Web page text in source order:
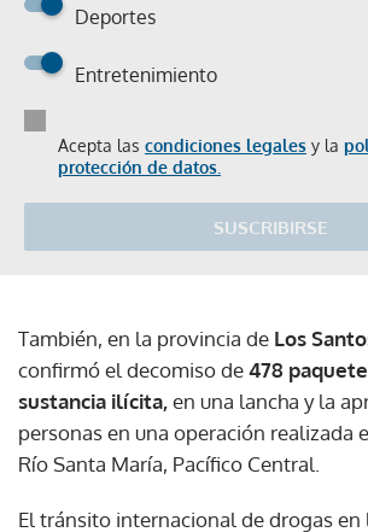
Deportes
Entretenimiento
Acepta las condiciones legales y la
protección de datos.
SUSCRIBIRSE
También, en la provincia de Los
confirmó el decomiso de478
sustancia ilícita,en una lancha y la
personas en una operación realizada
Río Santa María, Pacífico Central.
El tránsito internacional de drogas en